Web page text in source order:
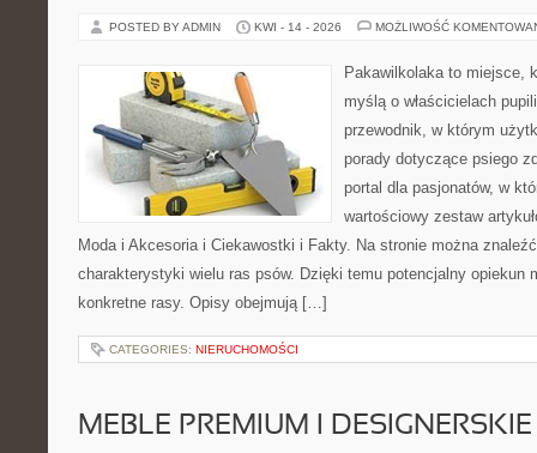
POSTED BY ADMIN KWI - 14 - 2026 MOŻLIWOŚĆ
Pakawilkolaka to miejsce,
myślą o właścicielach
przewodnik, w którym
porady dotyczące psiego
portal dla pasjonatów, w
wartościowy zestaw
Moda i Akcesoria i Ciekawostki i Fakty. Na stronie można
charakterystyki wielu ras psów. Dzięki temu potencjalny opiekun
konkretne rasy. Opisy obejmują […]
CATEGORIES: NIERUCHOMOŚCI
MEBLE PREMIUM I DESIGNERSKIE